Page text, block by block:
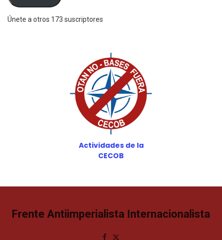
Únete a otros 173 suscriptores
Actividades de la
CECOB
Frente Antiimperialista Internacionalista